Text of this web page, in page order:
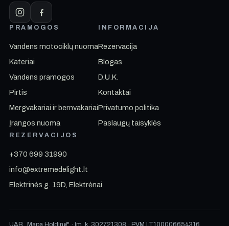
PRAMOGOS
Vandens motociklų nuoma
Kateriai
Vandens pramogos
Pirtis
Mergvakariai ir bernvakariai
Įrangos nuoma
INFORMACIJA
Rezervacija
Blogas
D.U.K.
Kontaktai
Privatumo politika
Paslaugų taisyklės
REZERVACIJOS
+370 699 31990
info@extremedelight.lt
Elektrinės g. 19D, Elektrėnai
UAB „Mapa Holding" · Įm. k. 302721308 · PVM LT100006654316